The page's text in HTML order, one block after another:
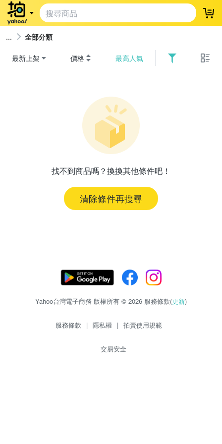
登
全部分類
最新上架 價格 最高人氣
找不到商品嗎？換換其他條件吧！
清除條件再搜尋
Yahoo台灣電子商務 版權所有 © 2026 服務條款(更新)
服務條款 | 隱私權 | 拍賣使用規範
交易安全